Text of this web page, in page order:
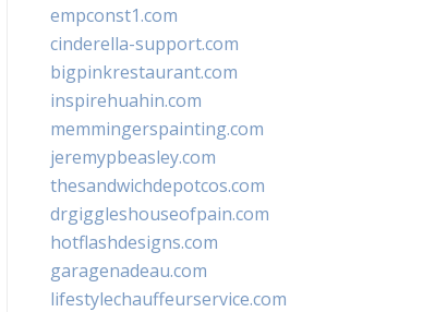
empconst1.com
cinderella-support.com
bigpinkrestaurant.com
inspirehuahin.com
memmingerspainting.com
jeremypbeasley.com
thesandwichdepotcos.com
drgiggleshouseofpain.com
hotflashdesigns.com
garagenadeau.com
lifestylechauffeurservice.com